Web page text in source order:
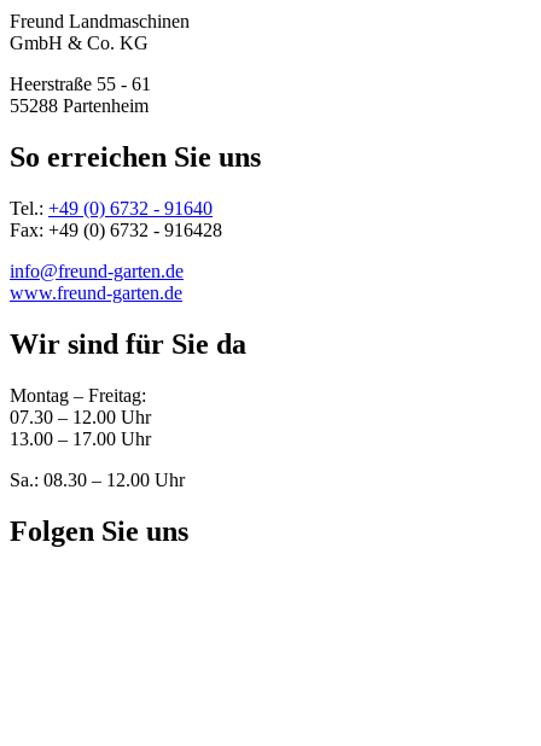
Freund Landmaschinen
GmbH & Co. KG
Heerstraße 55 - 61
55288 Partenheim
So erreichen Sie uns
Tel.: +49 (0) 6732 - 91640
Fax: +49 (0) 6732 - 916428
info@freund-garten.de
www.freund-garten.de
Wir sind für Sie da
Montag – Freitag:
07.30 – 12.00 Uhr
13.00 – 17.00 Uhr
Sa.: 08.30 – 12.00 Uhr
Folgen Sie uns